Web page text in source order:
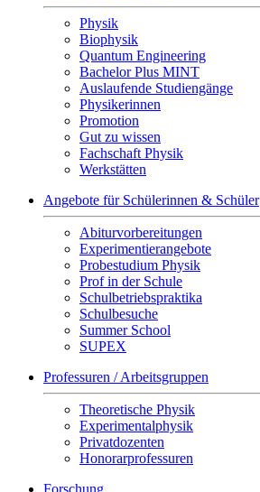
Physik
Biophysik
Quantum Engineering
Bachelor Plus MINT
Auslaufende Studiengänge
Physikerinnen
Promotion
Gut zu wissen
Fachschaft Physik
Werkstätten
Angebote für Schülerinnen & Schüler
Abiturvorbereitungen
Experimentierangebote
Probestudium Physik
Prof in der Schule
Schulbetriebspraktika
Schulbesuche
Summer School
SUPEX
Professuren / Arbeitsgruppen
Theoretische Physik
Experimentalphysik
Privatdozenten
Honorarprofessuren
Forschung